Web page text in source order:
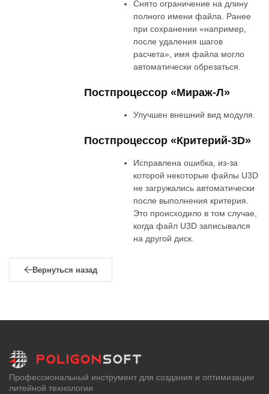
Снято ограничение на длину
полного имени файла. Ранее
при сохранении «например,
после удаления шагов
расчета», имя файла могло
автоматически обрезаться.
Постпроцессор «Мираж-Л»
Улучшен внешний вид модуля.
Постпроцессор «Критерий-3D»
Исправлена ошибка, из-за
которой некоторые файлы U3D
не загружались автоматически
после выполнения критерия.
Это происходило в том случае,
когда файл U3D записывался
на другой диск.
Вернуться назад
Профессиональный инструмент для создания и оптимизации
литейной технологии